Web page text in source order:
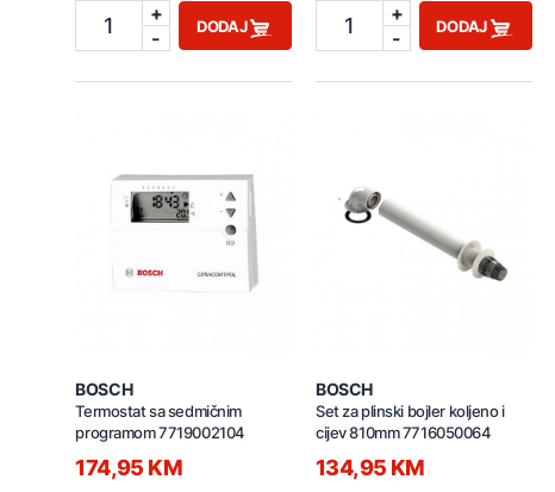
1
+
-
DODAJ
1
+
-
DODAJ
BOSCH
Termostat sa sedmičnim
programom 7719002104
174,95 KM
BOSCH
Set za plinski bojler koljeno i
cijev 810mm 7716050064
134,95 KM